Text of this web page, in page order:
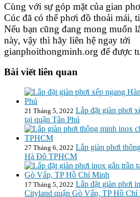
Cùng với sự góp mặt của gian
Cúc đã có thể phơi đồ thoải mái,
Nếu bạn cũng đang mong muốn
này, vậy thì hãy liên hệ ngay tới
gianphoithongminh.org để được
Bài viết liên quan
21 Tháng 5, 2022 Lắp đặt giàn phơi
tại quận Tân Phú
27 Tháng 6, 2022 Lắp giàn phơi
Hà Đô TPHCM
17 Tháng 5, 2022 Lắp đặt giàn phơi
Cityland quận Gò Vấp, TP Hồ Chí